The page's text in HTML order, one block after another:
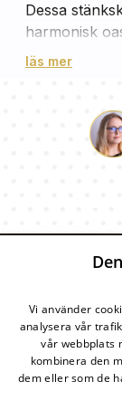
Dessa
harmonisk
funktionalitet.
Unika
Våra
motiv som
levande,
atmosfär.
för Varje
läs mer
DESTINATIONER
KATEGORIER
Vi använder
analysera vår
vår webbplats
kombinera den
dem eller som de